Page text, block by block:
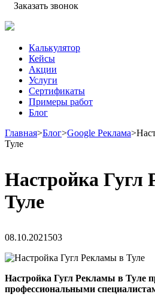
Заказать звонок
Калькулятор
Кейсы
Акции
Услуги
Сертификаты
Примеры работ
Блог
Главная>Блог>Google Реклама>
Туле
Настройка Гугл
Туле
08.10.2021 503
Настройка Гугл Рекламы в Туле
профессиональными